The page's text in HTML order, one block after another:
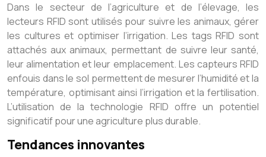
Dans le secteur de l’agriculture et de l’élevage, les
lecteurs RFID sont utilisés pour suivre les animaux, gérer
les cultures et optimiser l’irrigation. Les tags RFID sont
attachés aux animaux, permettant de suivre leur santé,
leur alimentation et leur emplacement. Les capteurs RFID
enfouis dans le sol permettent de mesurer l’humidité et la
température, optimisant ainsi l’irrigation et la fertilisation.
L’utilisation de la technologie RFID offre un potentiel
significatif pour une agriculture plus durable.
Tendances innovantes